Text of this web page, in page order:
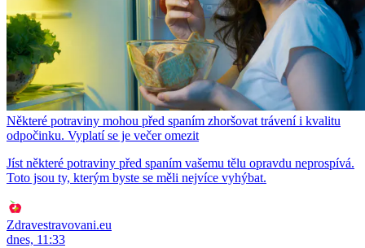
Některé potraviny mohou před spaním zhoršovat trávení i kvalitu
odpočinku. Vyplatí se je večer omezit
Jíst některé potraviny před spaním vašemu tělu opravdu neprospívá.
Toto jsou ty, kterým byste se měli nejvíce vyhýbat.
Zdravestravovani.eu
dnes, 11:33